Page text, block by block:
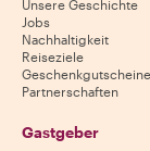
Unsere Geschichte
Jobs
Nachhaltigkeit
Reiseziele
Geschenkgutscheine
Partnerschaften
Gastgeber